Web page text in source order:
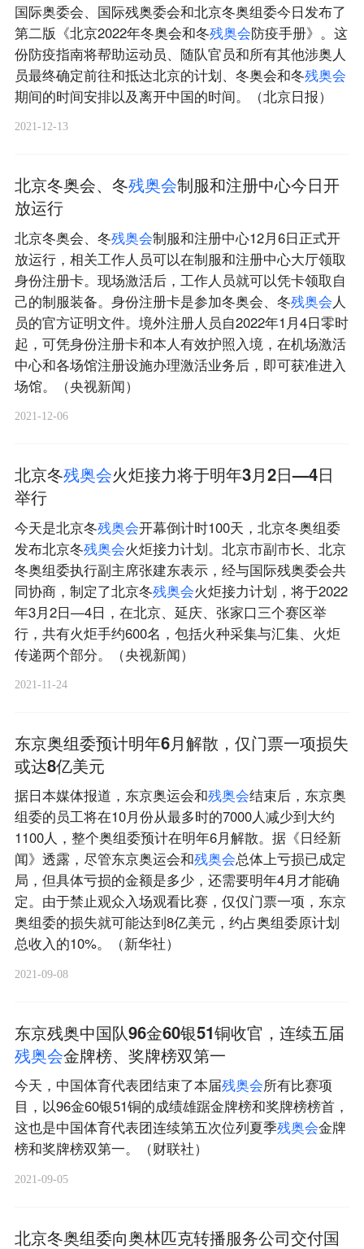
国际奥委会、国际残奥委会和北京冬奥组委今日发布了
第二版《北京2022年冬奥会和冬残奥会防疫手册》。这
份防疫指南将帮助运动员、随队官员和所有其他涉奥人
员最终确定前往和抵达北京的计划、冬奥会和冬残奥会
期间的时间安排以及离开中国的时间。（北京日报）
2021-12-13
北京冬奥会、冬残奥会制服和注册中心今日开
放运行
北京冬奥会、冬残奥会制服和注册中心12月6日正式开
放运行，相关工作人员可以在制服和注册中心大厅领取
身份注册卡。现场激活后，工作人员就可以凭卡领取自
己的制服装备。身份注册卡是参加冬奥会、冬残奥会 人
员的官方证明文件。境外注册人员自2022年1月4日零时
起，可凭身份注册卡和本人有效护照入境，在机场激活
中心和各场馆注册设施办理激活业务后，即可获准进入
场馆。（央视新闻）
2021-12-06
北京冬残奥会火炬接力将于明年3月2日—4日
举行
今天是北京冬残奥会开幕倒计时100天，北京冬奥组委
发布北京冬残奥会火炬接力计划。北京市副市长、北京
冬奥组委执行副主席张建东表示，经与国际残奥委会共
同协商，制定了北京冬残奥会火炬接力计划，将于2022
年3月2日—4日，在北京、延庆、张家口三个赛区举
行，共有火炬手约600名，包括火种采集与汇集、火炬
传递两个部分。（央视新闻）
2021-11-24
东京奥组委预计明年6月解散，仅门票一项损失
或达8亿美元
据日本媒体报道，东京奥运会和残奥会结束后，东京奥
组委的员工将在10月份从最多时的7000人减少到大约
1100人，整个奥组委预计在明年6月解散。据《日经新
闻》透露，尽管东京奥运会和残奥会总体上亏损已成定
局，但具体亏损的金额是多少，还需要明年4月才能确
定。由于禁止观众入场观看比赛，仅仅门票一项，东京
奥组委的损失就可能达到8亿美元，约占奥组委原计划
总收入的10%。（新华社）
2021-09-08
东京残奥中国队96金60银51铜收官，连续五届
残奥会金牌榜、奖牌榜双第一
今天，中国体育代表团结束了本届残奥会所有比赛项
目，以96金60银51铜的成绩雄踞金牌榜和奖牌榜榜首，
这也是中国体育代表团连续第五次位列夏季残奥会金牌
榜和奖牌榜双第一。（财联社）
2021-09-05
北京冬奥组委向奥林匹克转播服务公司交付国